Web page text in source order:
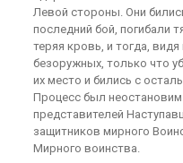
Левой стороны. Они
последний бой, погибали
теряя кровь, и тогда,
безоружных, только что
их место и бились с
Процесс был
представителей
защитников мирного
Мирного воинства.